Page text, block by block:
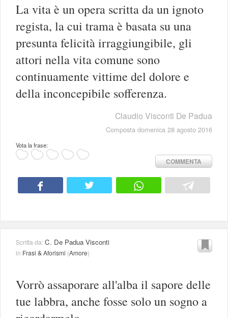
La vita è un opera scritta da un ignoto
regista, la cui trama è basata su una
presunta felicità irraggiungibile, gli
attori nella vita comune sono
continuamente vittime del dolore e
della inconcepibile sofferenza.
Claudio Visconti De Padua
Composta domenica 28 agosto 2016
Vota la frase:
COMMENTA
Scritta da:C. De Padua Visconti
in Frasi & Aforismi (Amore)
Vorrò assaporare all'alba il sapore delle
tue labbra, anche fosse solo un sogno a